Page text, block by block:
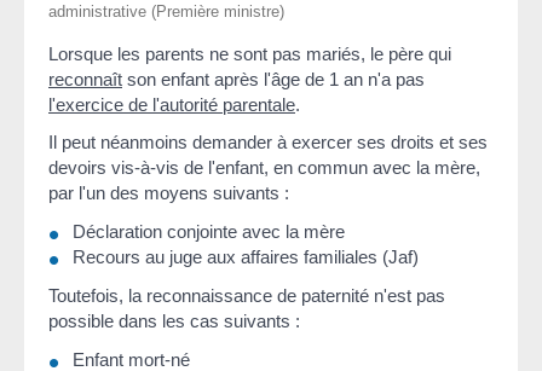
administrative (Première ministre)
Lorsque les parents ne sont pas mariés, le père qui
reconnaît son enfant après l'âge de 1 an n'a pas
l'exercice de l'autorité parentale.
Il peut néanmoins demander à exercer ses droits et ses
devoirs vis-à-vis de l'enfant, en commun avec la mère,
par l'un des moyens suivants :
Déclaration conjointe avec la mère
Recours au juge aux affaires familiales (Jaf)
Toutefois, la reconnaissance de paternité n'est pas
possible dans les cas suivants :
Enfant mort-né